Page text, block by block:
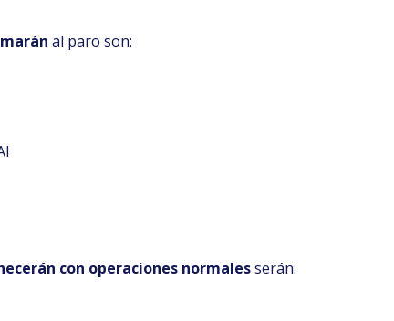
al paro son:
con operaciones normalesserán: